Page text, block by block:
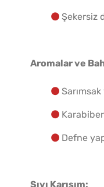
Şekersiz
Aromalar ve
Defne
Sıvı Karışım: